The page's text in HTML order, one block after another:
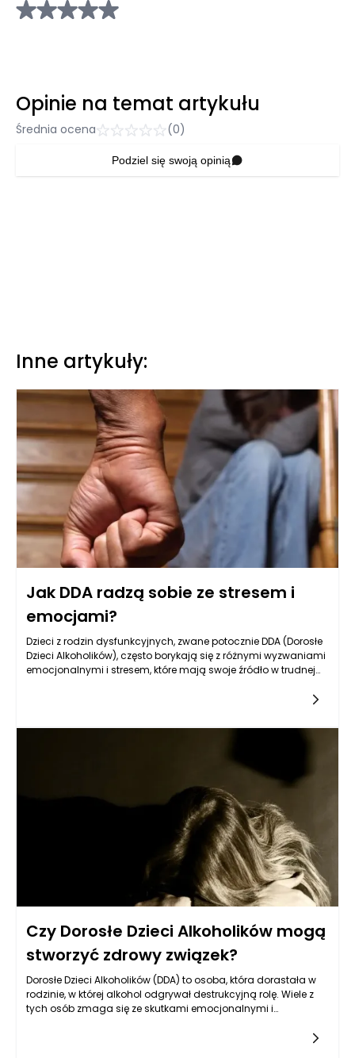
Opinie na temat artykułu
Średnia ocena (0)
Podziel się swoją opinią
Inne artykuły:
Jak DDA radzą sobie ze stresem i
emocjami?
Dzieci z rodzin dysfunkcyjnych, zwane potocznie DDA (Dorosłe
Dzieci Alkoholików), często borykają się z różnymi wyzwaniami
emocjonalnymi i stresem, które mają swoje źródło w trudnej
zdrowych rodzinach. Psychologowie i psychoterapeuci
mechanizmami obronnymi oraz strategią radzenia sobie w
dorosłym życiu. DDA niejednokrotnie stają przed wyzwaniami,
które wymagają od nich poszukiwania skutecznych metod
radzenia sobie ze stresem oraz regulacji emocji, by móc
funkcjonować w złożonym świecie dorosłości.
Czy Dorosłe Dzieci Alkoholików mogą
stworzyć zdrowy związek?
Dorosłe Dzieci Alkoholików (DDA) to osoba, która dorastała w
rodzinie, w której alkohol odgrywał destrukcyjną rolę. Wiele z
tych osób zmaga się ze skutkami emocjonalnymi i
tego powodu pojawia się pytanie, czy osoby te mają szansę